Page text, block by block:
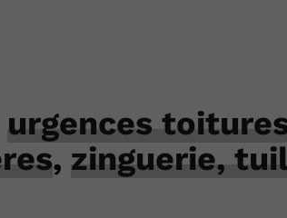
urgences
, zinguerie,